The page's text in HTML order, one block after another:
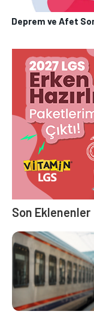
Deprem ve Afet
Son Eklenenler